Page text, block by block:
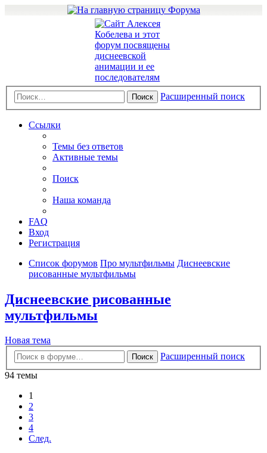
Поиск Расширенный поиск
Ссылки
Темы без ответов
Активные темы
Поиск
Наша команда
FAQ
Вход
Регистрация
Список форумов Про мультфильмы Диснеевские
рисованные мультфильмы
Диснеевские рисованные
мультфильмы
Новая тема
Поиск
Расширенный поиск
94 темы
1
2
3
4
След.